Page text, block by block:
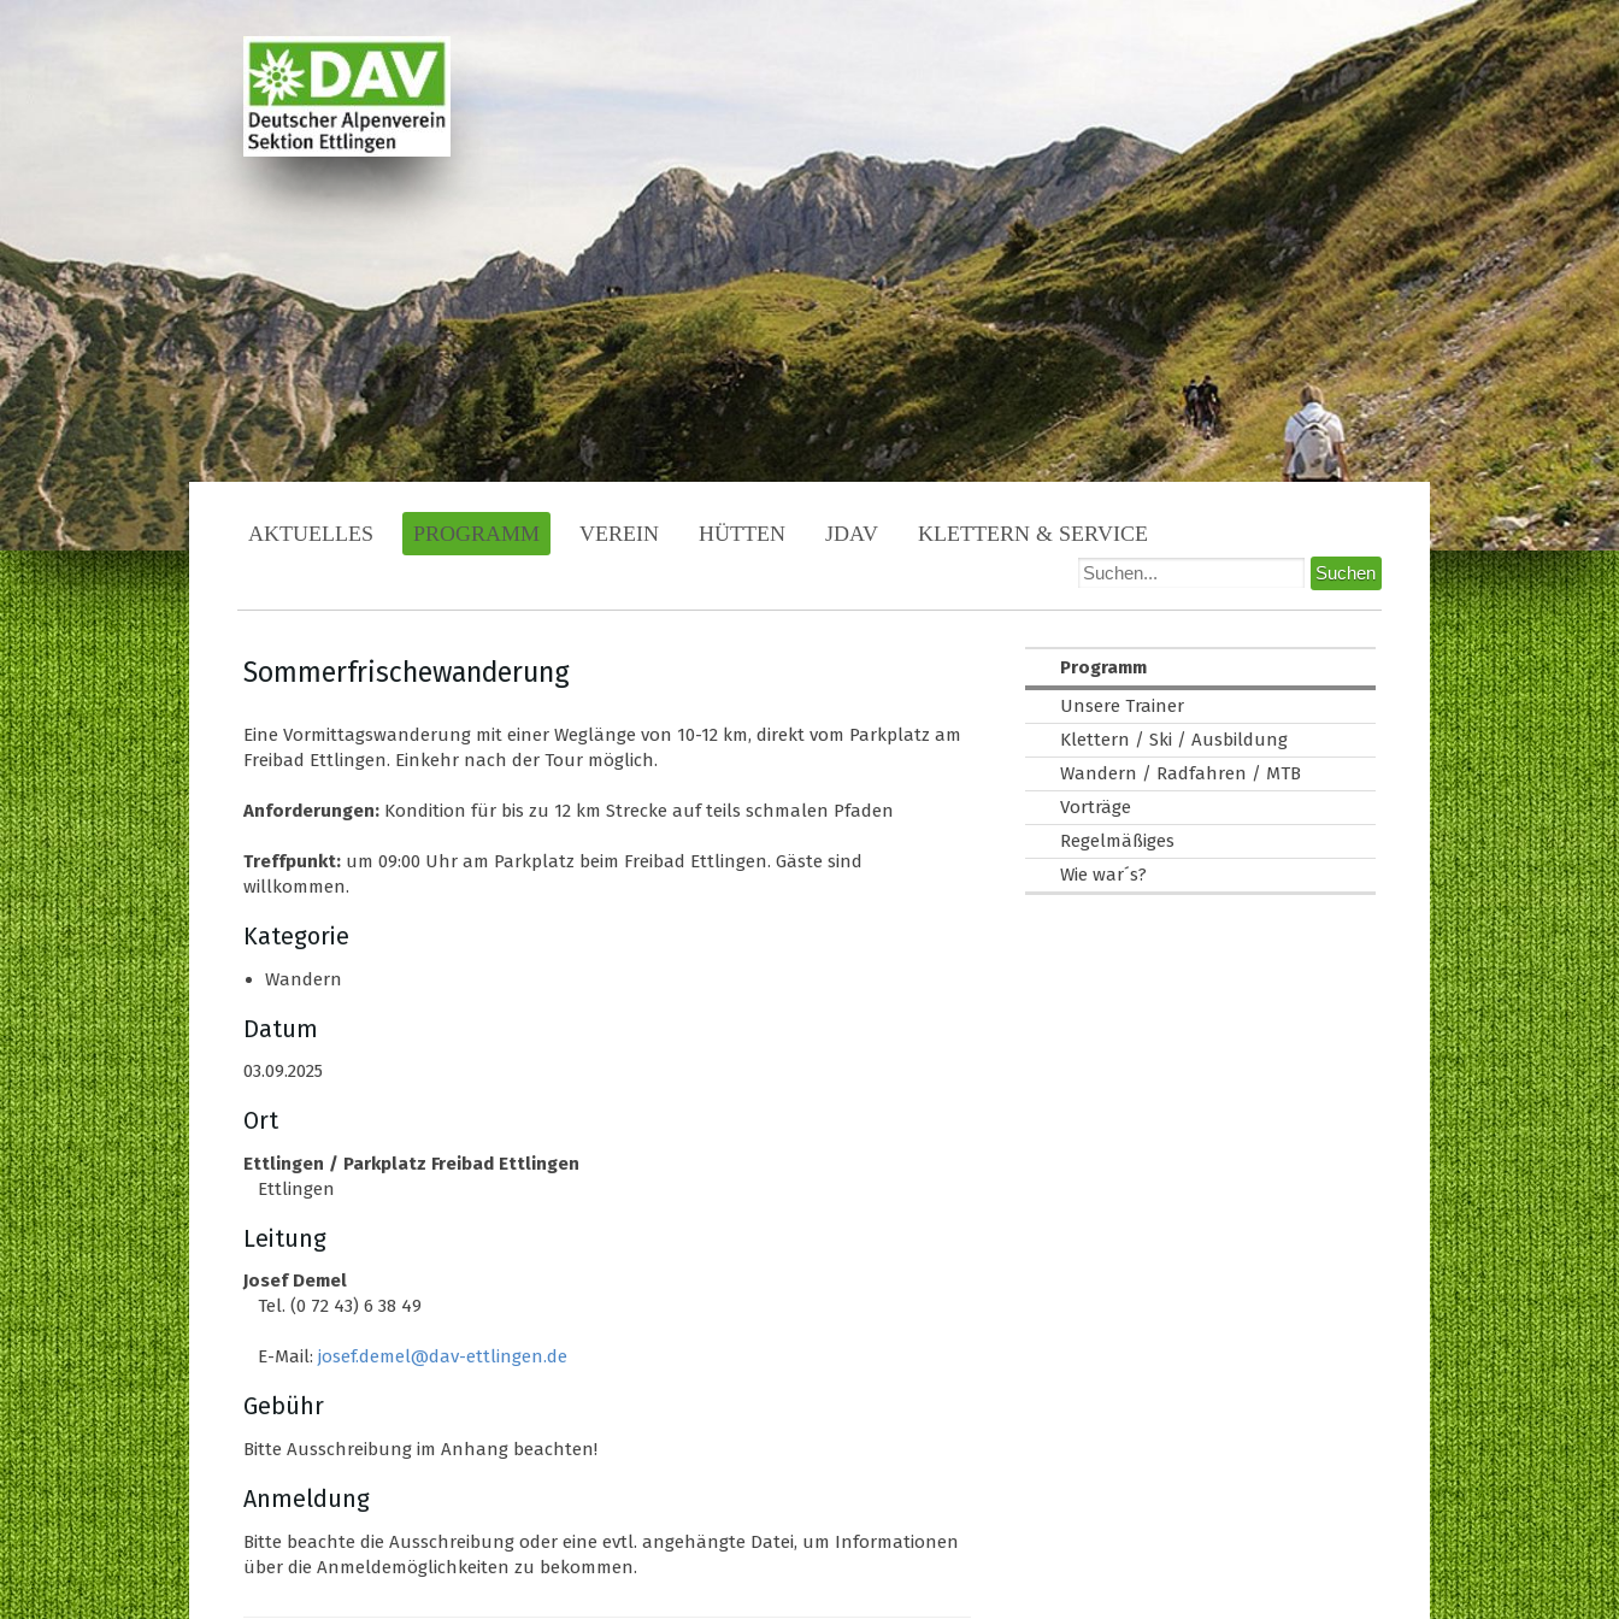
AKTUELLES PROGRAMM VEREIN HÜTTEN JDAV KLETTERN & SERVICE
Programm
Unsere Trainer
Klettern / Ski / Ausbildung
Wandern / Radfahren / MTB
Vorträge
Regelmäßiges
Wie war´s?
Sommerfrischewanderung
Eine Vormittagswanderung mit einer Weglänge von 10-12 km, direkt vom Parkplatz am
Freibad Ettlingen. Einkehr nach der Tour möglich.
Anforderungen: Kondition für bis zu 12 km Strecke auf teils schmalen Pfaden
Treffpunkt: um 09:00 Uhr am Parkplatz beim Freibad Ettlingen. Gäste sind
willkommen.
Kategorie
Wandern
Datum
03.09.2025
Ort
Ettlingen / Parkplatz Freibad Ettlingen
Ettlingen
Leitung
Josef Demel
Tel. (0 72 43) 6 38 49
E-Mail: josef.demel@dav-ettlingen.de
Gebühr
Bitte Ausschreibung im Anhang beachten!
Anmeldung
Bitte beachte die Ausschreibung oder eine evtl. angehängte Datei, um Informationen
über die Anmeldemöglichkeiten zu bekommen.